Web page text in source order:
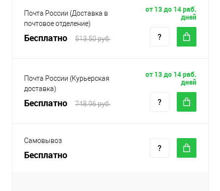
Почта России (Доставка в
почтовое отделение)
Бесплатно 513.50 руб.
от 13 до 14 раб.
дней
Почта России (Курьерская
доставка)
Бесплатно 748.96 руб.
от 13 до 14 раб.
дней
Самовывоз
Бесплатно